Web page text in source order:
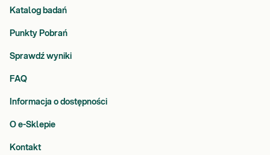
Katalog badań
Punkty Pobrań
Sprawdź wyniki
FAQ
Informacja o dostępności
O e-Sklepie
Kontakt